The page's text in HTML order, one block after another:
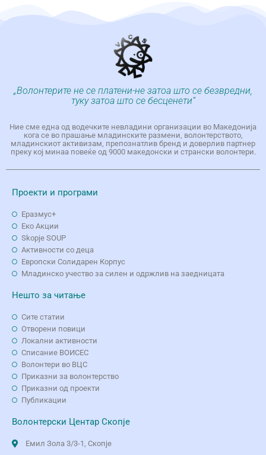
„Волонтерите не се платени-не затоа што се безвредни,
туку затоа што се бесценети“
Ние сме една од водечките невладини организации во Македонија
кога се во прашање младинските размени, волонтерството,
младинскиот активизам, препознатлив бренд и доверлив партнер
преку кој минаа повеќе од 9000 македонски и странски волонтери.
Проекти и програми
Еразмус+
Еко Aкции
Skopje SOUP
Активности со деца
Европски Солидарен Корпус
Младинско учество за силен и одржлив на заедницата
Нешто за читање
Сите статии
Отворени повици
Локални активности
Списание ВОИСЕС
Волонтери во ВЦС
Приказни за волонтерство
Приказни од проекти
Публикации
Волонтерски Центар Скопје
Емил Зола 3/3-1, Скопје